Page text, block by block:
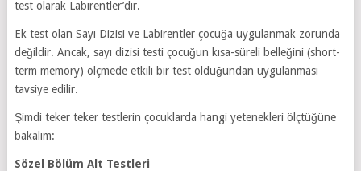
test olarak Labirentler’dir.
Ek test olan Sayı Dizisi ve Labirentler çocuğa uygulanmak zorunda
değildir. Ancak, sayı dizisi testi çocuğun kısa-süreli belleğini (short-
term memory) ölçmede etkili bir test olduğundan uygulanması
tavsiye edilir.
Şimdi teker teker testlerin çocuklarda hangi yetenekleri ölçtüğüne
bakalım:
Sözel Bölüm Alt Testleri